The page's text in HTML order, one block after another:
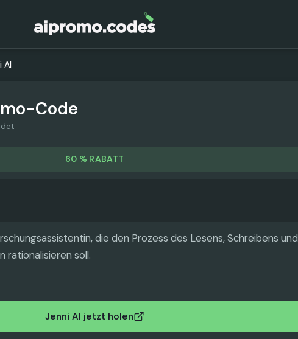
AI
Code
60 % RABATT
die den Prozess des Lesens, Schreibens und
rationalisieren soll.
Jenni AI jetzt holen